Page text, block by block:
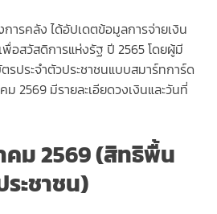
ารคลัง ได้อัปเดตข้อมูลการจ่ายเงิน
พื่อสวัสดิการแห่งรัฐ ปี 2565 โดยผู้มี
รประจำตัวประชาชนแบบสมาร์ทการ์ด
2569 มีรายละเอียดวงเงินและวันที่
ม 2569 (สิทธิพื้น
ะชาชน)